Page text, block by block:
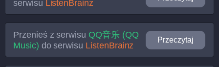
serwisu ListenBrainz
Przenieś z serwisu QQ音乐 (QQ
Music) do serwisu ListenBrainz
Przeczytaj